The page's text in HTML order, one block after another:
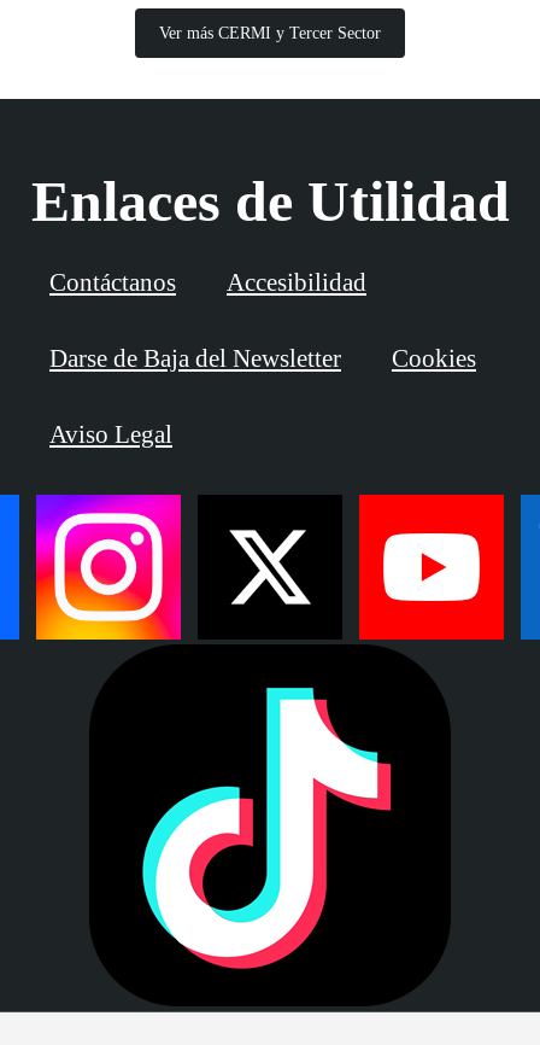
Ver más CERMI y Tercer Sector
Enlaces de Utilidad
Contáctanos Accesibilidad
Darse de Baja del Newsletter Cookies
Aviso Legal